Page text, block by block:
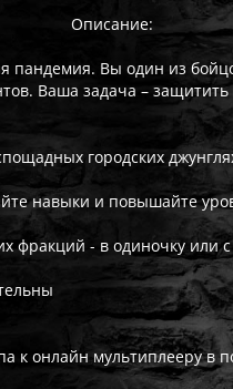
Описание:
пандемия. Вы один из
Ваша задача –
городских
навыки и повышайте
фракций - в одиночку или
к онлайн мультиплееру в